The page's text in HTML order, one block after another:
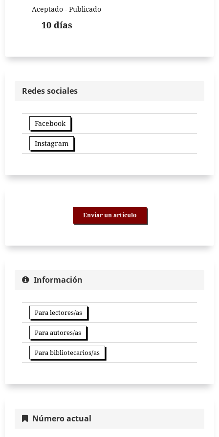
Aceptado - Publicado
10 días
Redes sociales
Facebook
Instagram
Enviar un artículo
Información
Para lectores/as
Para autores/as
Para bibliotecarios/as
Número actual